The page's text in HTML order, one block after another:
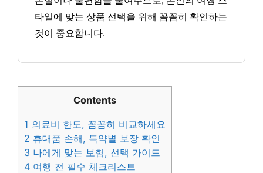
타일에 맞는 상품 선택을 위해 꼼꼼히 확인하는
것이 중요합니다.
Contents
1 의료비 한도, 꼼꼼히 비교하세요
2 휴대품 손해, 특약별 보장 확인
3 나에게 맞는 보험, 선택 가이드
4 여행 전 필수 체크리스트